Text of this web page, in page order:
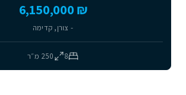
₪ 6,150,000
- צורן, קדימה
8
250 מ״ר